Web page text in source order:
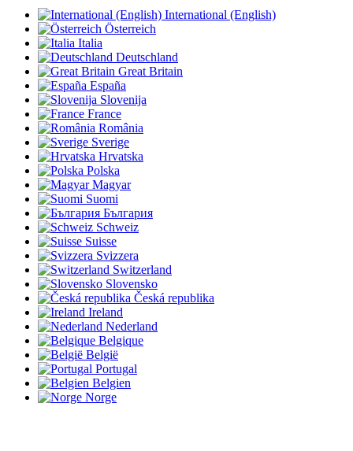
International (English)
Österreich
Italia
Deutschland
Great Britain
España
Slovenija
France
România
Sverige
Hrvatska
Polska
Magyar
Suomi
България
Schweiz
Suisse
Svizzera
Switzerland
Slovensko
Česká republika
Ireland
Nederland
Belgique
België
Portugal
Belgien
Norge